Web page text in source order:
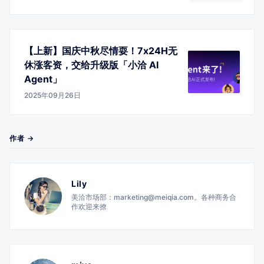
【上新】国庆中秋尽情耍！7x24H无
休涨客资，交给升级版「小洽 AI
Agent」
2025年09月26日
作者 →
Lily
美洽市场部：marketing@meiqia.com。各种商务合
作欢迎来撩